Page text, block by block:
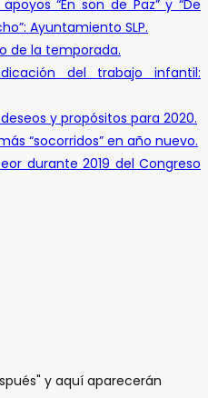
“En son de Paz” y “De
Ayuntamiento SLP.
de la temporada.
del trabajo infantil:
y propósitos para 2020.
“socorridos” en año nuevo.
durante 2019 del Congreso
y aquí aparecerán